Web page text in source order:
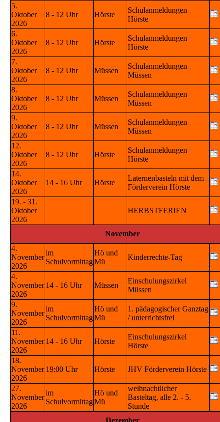
5.
Oktober
2026
8 - 12 Uhr Hörste
Schulanmeldungen
Hörste
6.
Oktober
2026
8 - 12 Uhr Hörste
Schulanmeldungen
Hörste
7.
Oktober
2026
8 - 12 Uhr Müssen
Schulanmeldungen
Müssen
8.
Oktober
2026
8 - 12 Uhr Müssen
Schulanmeldungen
Müssen
9.
Oktober
2026
8 - 12 Uhr Müssen
Schulanmeldungen
Müssen
12.
Oktober
2026
8 - 12 Uhr Hörste
Schulanmeldungen
Hörste
14.
Oktober
2026
14 - 16 Uhr Hörste
Laternenbasteln mit dem
Förderverein Hörste
19. - 31.
Oktober
2026
HERBSTFERIEN
November
4.
November
2026
im
Schulvormittag
Hö und
Mü
Kinderrechte-Tag
4.
November
2026
14 - 16 Uhr Müssen
Einschulungszirkel
Müssen
9.
November
2026
im
Schulvormittag
Hö und
Mü
1. pädagogischer Ganztag
/ unterrichtsfrei
11.
November
2026
14 - 16 Uhr Hörste
Einschulungszirkel
Hörste
18.
November
2026
19:00 Uhr Hörste JHV Förderverein Hörste
27.
November
2026
im
Schulvormittag
Hö und
Mü
weihnachtlicher
Basteltag, alle 2. - 5.
Stunde
Dezember